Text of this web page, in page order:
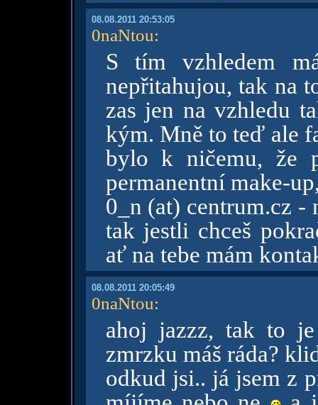
08.08.2011 20:53:05
0naNtou:
S tím vzhledem
nepřitahujou, tak na
zas jen na vzhledu
kým. Mně to teď ale
bylo k ničemu, že
permanentní make-
0_n (at) centrum.cz
tak jestli chceš
ať na tebe mám
08.08.2011 20:05:49
0naNtou:
ahoj jazzz, tak to
zmrzku máš ráda?
odkud jsi.. já jsem z